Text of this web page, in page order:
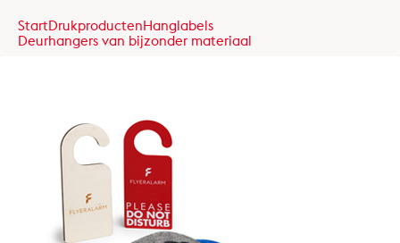
StartDrukproductenHanglabels
Deurhangers van bijzonder materiaal